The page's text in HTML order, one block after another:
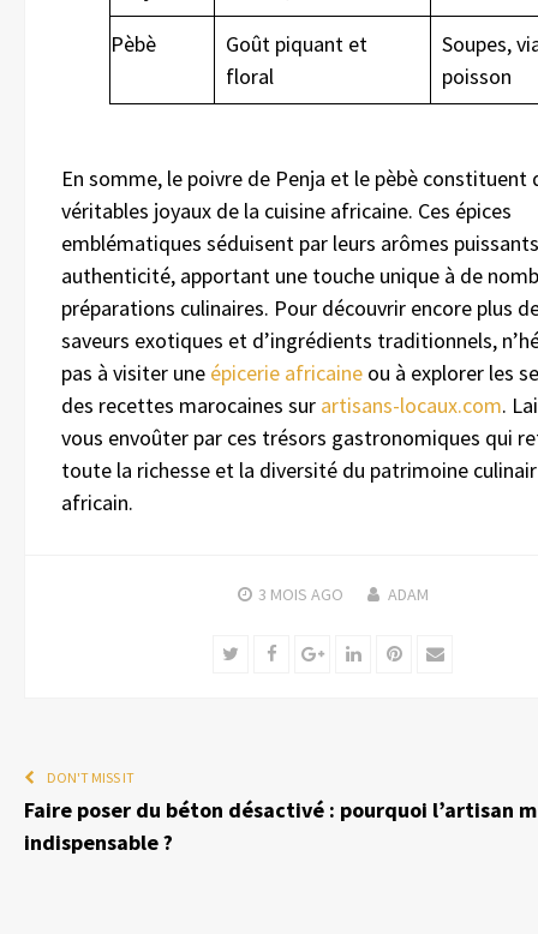
Pèbè
Goût piquant et
floral
Soupes,
poisson
En somme, le poivre de Penja et le pèbè constituent
véritables joyaux de la cuisine africaine. Ces épices
emblématiques séduisent par leurs arômes
authenticité, apportant une touche unique à de
préparations culinaires. Pour découvrir encore plus
saveurs exotiques et d’ingrédients traditionnels,
pas à visiter une épicerie africaine ou à explorer les
des recettes marocaines sur artisans-locaux.com.
vous envoûter par ces trésors gastronomiques qui
toute la richesse et la diversité du patrimoine
africain.
3 MOIS AGO ADAM
TwitterFacebookGoogle+LinkedInPinterest
Email
DON'T MISS IT
Faire poser du béton désactivé : pourquoi l’artisan
indispensable ?